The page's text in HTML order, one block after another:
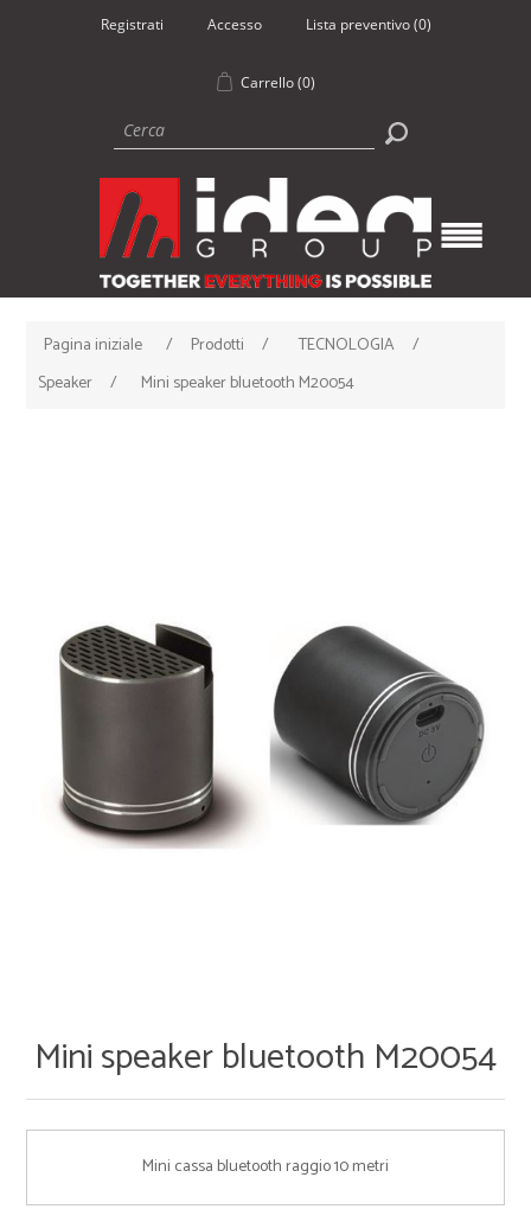
Registrati Accesso Lista preventivo (0)
Carrello (0)
Pagina iniziale / Prodotti / TECNOLOGIA
/
Speaker
/ Mini speaker bluetooth M20054
Mini speaker bluetooth M20054
Mini cassa bluetooth raggio 10 metri